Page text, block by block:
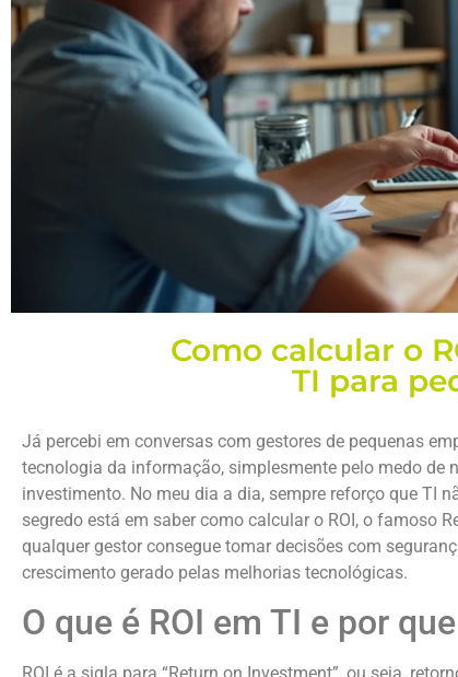
Como calcular o
TI para
Já percebi em conversas com gestores de pequenas
tecnologia da informação, simplesmente pelo medo de
investimento. No meu dia a dia, sempre reforço que TI
segredo está em saber como calcular o ROI, o famoso
qualquer gestor consegue tomar decisões com
crescimento gerado pelas melhorias tecnológicas.
O que é ROI em TI e por